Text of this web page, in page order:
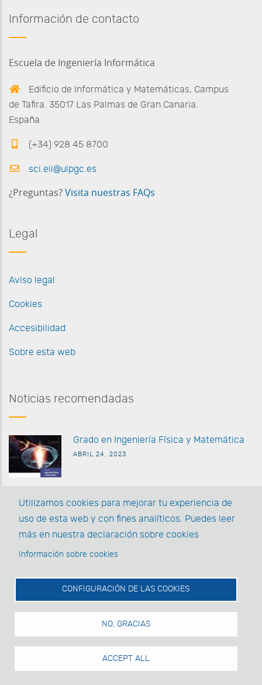
Información de contacto
Escuela de Ingeniería Informática
Edificio de Informática y Matemáticas, Campus
de Tafira. 35017 Las Palmas de Gran Canaria.
España
(+34) 928 45 8700
sci.eii@ulpgc.es
¿Preguntas? Visita nuestras FAQs
Legal
Aviso legal
Cookies
Accesibilidad
Sobre esta web
Noticias recomendadas
Grado en Ingeniería Física y Matemática
ABRIL 24, 2023
Acreditación Institucional
Utilizamos cookies para mejorar tu experiencia de
uso de esta web y con fines analíticos. Puedes leer
más en nuestra declaración sobre cookies
Información sobre cookies
CONFIGURACIÓN DE LAS COOKIES
NO, GRACIAS
ACCEPT ALL
© Universidad de Las Palmas de Gran Canaria · ULPGC
La EII en las Redes ·
facebooktwitter